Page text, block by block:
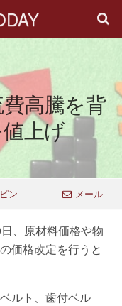
高騰を背
上げ
ピン メール
、原材料価格や物
価格改定を行うと
ルト、歯付ベル